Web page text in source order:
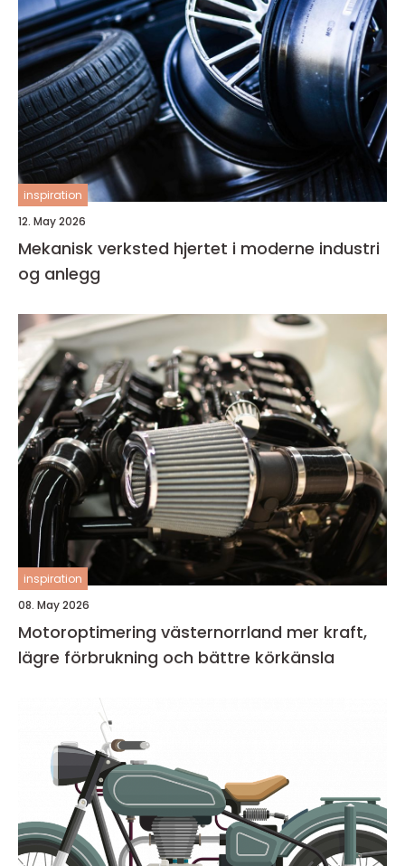
inspiration
12. May 2026
Mekanisk verksted hjertet i moderne industri
og anlegg
inspiration
08. May 2026
Motoroptimering västernorrland mer kraft,
lägre förbrukning och bättre körkänsla